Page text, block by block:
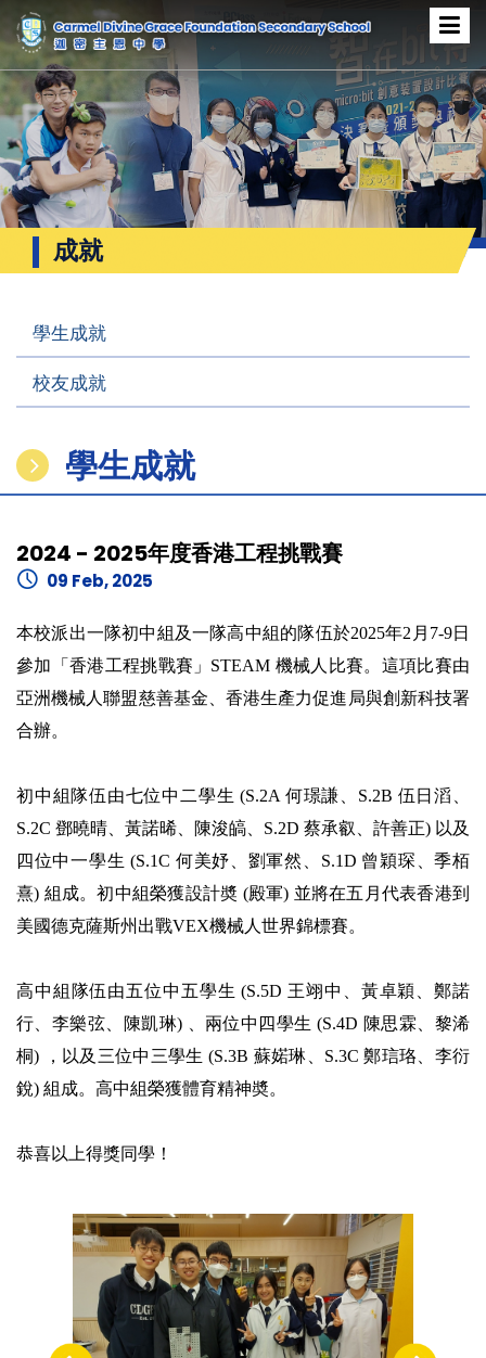
成就
學生成就
校友成就
學生成就
2024 - 2025年度香港工程挑戰賽
09 Feb, 2025
本校派出一隊初中組及一隊高中組的隊伍於2025年2月7-9日
參加「香港工程挑戰賽」STEAM 機械人比賽。這項比賽由
亞洲機械人聯盟慈善基金、香港生產力促進局與創新科技署
合辦。
初中組隊伍由七位中二學生 (S.2A 何璟謙、S.2B 伍日滔、
S.2C 鄧曉晴、黃諾晞、陳浚皜、S.2D 蔡承叡、許善正) 以及
四位中一學生 (S.1C 何美妤、劉軍然、S.1D 曾穎琛、季栢
熹) 組成。初中組榮獲設計奬 (殿軍) 並將在五月代表香港到
美國德克薩斯州出戰VEX機械人世界錦標賽。
高中組隊伍由五位中五學生 (S.5D 王翊中、黃卓穎、鄭諾
行、李樂弦、陳凱琳) 、兩位中四學生 (S.4D 陳思霖、黎浠
桐) ，以及三位中三學生 (S.3B 蘇婼琳、S.3C 鄭琂珞、李衍
銳) 組成。高中組榮獲體育精神奬。
恭喜以上得獎同學！